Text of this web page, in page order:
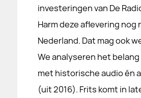
investeringen van De
Harm deze aflevering
Nederland. Dat mag ook
We analyseren het
met historische audio én
(uit 2016). Frits komt in